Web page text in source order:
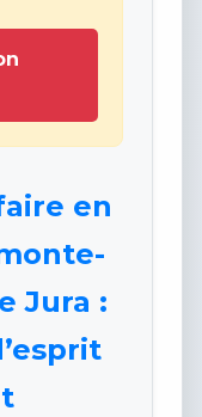
en
Jura :